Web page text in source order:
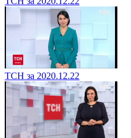
ТСН за 2020.12.22